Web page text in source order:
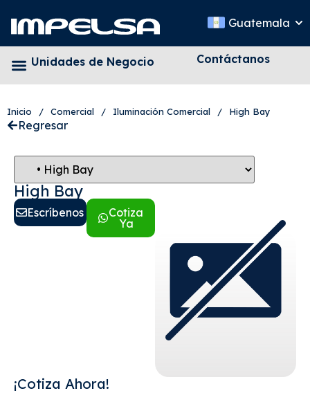
Guatemala
Unidades de Negocio Contáctanos
Inicio / Comercial / Iluminación Comercial / High Bay
Regresar
High Bay
Escríbenos
Cotiza
Ya
¡Cotiza Ahora!